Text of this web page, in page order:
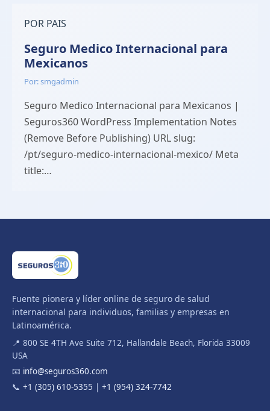
POR PAIS
Seguro Medico Internacional para
Mexicanos
Por: smgadmin
Seguro Medico Internacional para Mexicanos |
Seguros360 WordPress Implementation Notes
(Remove Before Publishing) URL slug:
/pt/seguro-medico-internacional-mexico/ Meta
title:…
Fuente pionera y líder online de seguro de salud
internacional para individuos, familias y empresas en
Latinoamérica.
📍 800 SE 4TH Ave Suite 712, Hallandale Beach, Florida 33009
USA
📧 info@seguros360.com
📞 +1 (305) 610-5355 | +1 (954) 324-7742